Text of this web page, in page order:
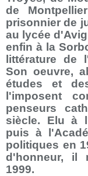
de
prisonnier de
au lycée
enfin à la
littérature de
Son oeuvre,
études et
l'imposent
penseurs
siècle. Elu à
puis à
politiques en
d'honneur, il
1999.